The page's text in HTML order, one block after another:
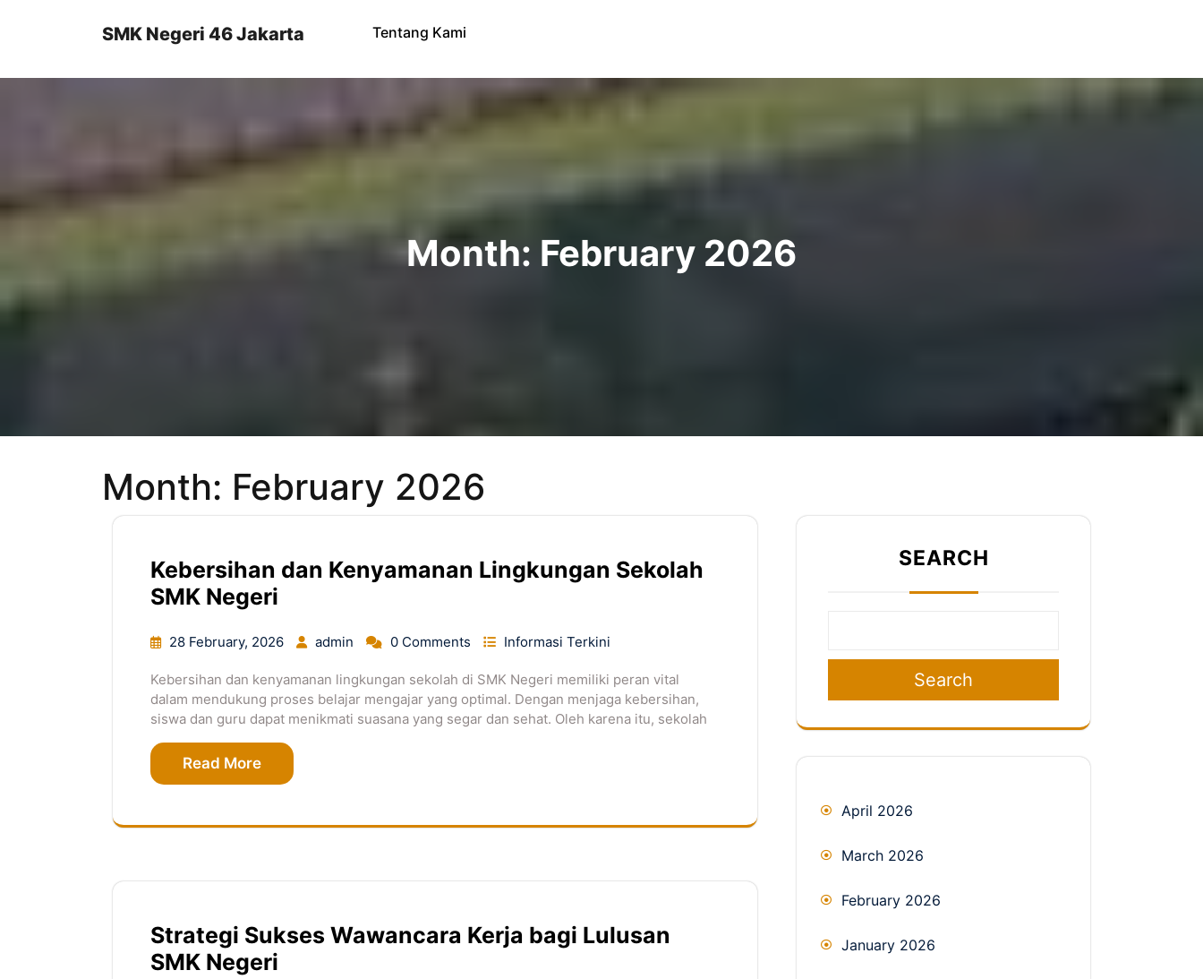
SMK Negeri 46 Jakarta Tentang Kami
Month: February 2026
Month: February 2026
Kebersihan dan Kenyamanan Lingkungan Sekolah
SMK Negeri
28 February, 2026 admin 0 Comments Informasi Terkini
Kebersihan dan kenyamanan lingkungan sekolah di SMK Negeri memiliki peran vital
dalam mendukung proses belajar mengajar yang optimal. Dengan menjaga kebersihan,
siswa dan guru dapat menikmati suasana yang segar dan sehat. Oleh karena itu, sekolah
Read More
Strategi Sukses Wawancara Kerja bagi Lulusan
SMK Negeri
SEARCH
Search
April 2026
March 2026
February 2026
January 2026